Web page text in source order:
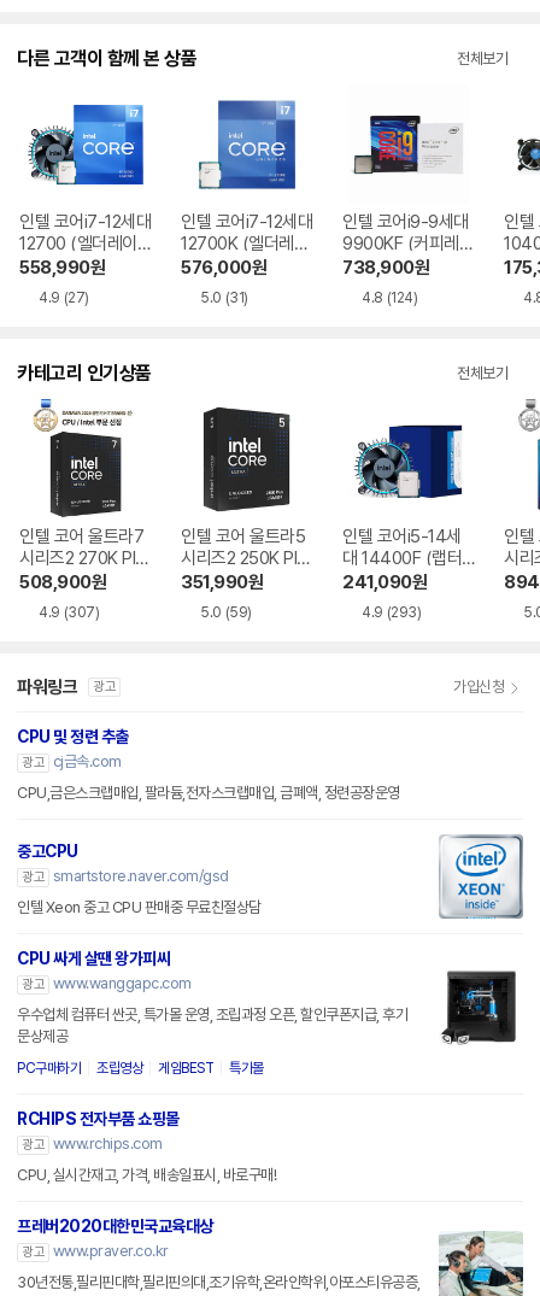
다른 고객이 함께 본 상품 전체보기
인텔 코어i7-12세대
12700 (엘더레이
크) 정품
558,990원
4.9 (27)
인텔 코어i7-12세대
12700K (엘더레이
크) 정품
576,000원
5.0 (31)
인텔 코어i9-9세대
9900KF (커피레이
크-R) 정품
738,900원
4.8 (124)
인텔
크S)
카테고리 인기상품 전체보기
인텔 코어 울트라7
시리즈2 270K Plu
s (애로우레이크 리
프레시)
508,900원
4.9 (307)
인텔 코어 울트라5
시리즈2 250K Plu
s (애로우레이크 리
프레시)
351,990원
5.0 (59)
인텔 코어i5-14세
대 14400F (랩터
레이크 리프레시)
241,090원
4.9 (293)
인텔
시리
로우
파워링크 광고 가입신청
CPU 및 정련 추출
광고
cj금속.com
CPU,금은스크랩매입, 팔라듐,전자스크랩매입, 금폐액, 정련공장운영
중고CPU
광고 smartstore.naver.com/gsd
인텔 Xeon 중고 CPU 판매중 무료친절상담
CPU 싸게 살땐 왕가피씨
광고 www.wanggapc.com
우수업체 컴퓨터 싼곳, 특가몰 운영, 조립과정 오픈, 할인쿠폰지급, 후기
문상제공
PC구매하기 조립영상 게임BEST 특가몰
RCHIPS 전자부품 쇼핑몰
광고 www.rchips.com
CPU, 실시간재고, 가격, 배송일표시, 바로구매!
프레버2020대한민국교육대상
광고 www.praver.co.kr
30년전통,필리핀대학,필리핀의대,조기유학,온라인학위,아포스티유공증,